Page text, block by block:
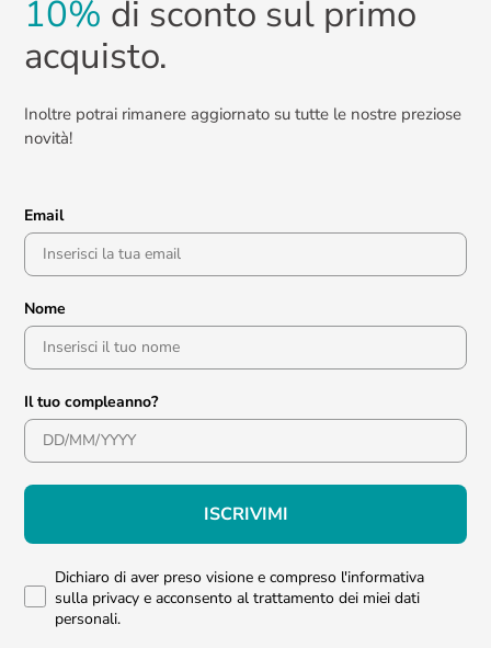
10% di sconto sul primo
acquisto.
Inoltre potrai rimanere aggiornato su tutte le nostre preziose
novità!
Email
Nome
Il tuo compleanno?
ISCRIVIMI
Dichiaro di aver preso visione e compreso l'informativa
sulla privacy e acconsento al trattamento dei miei dati
personali.